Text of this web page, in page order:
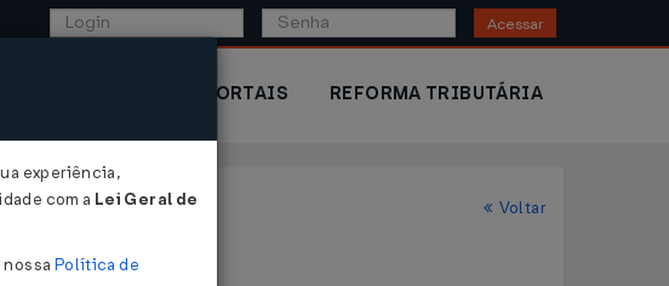
Acessar
EXTERIOR PORTAIS REFORMA TRIBUTÁRIA
Voltar
experiência,
com a Lei Geral de
Política de